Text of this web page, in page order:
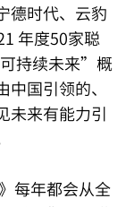
德时代、云豹
年度50家聪
持续未来”概
国引领的、
未来有能力引
每年都会从全